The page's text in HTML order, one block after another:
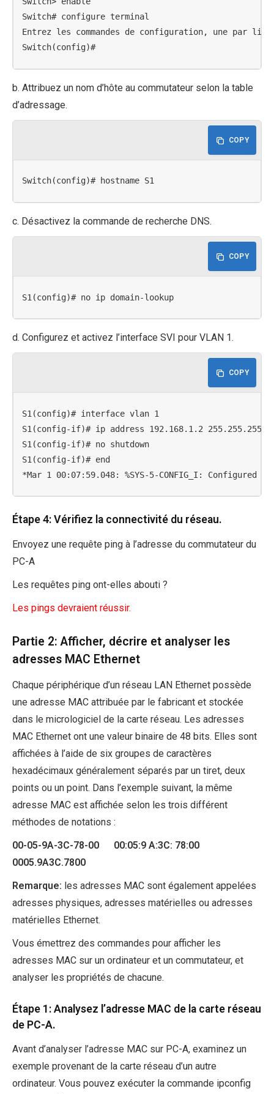
Switch# configure terminal
Entrez les commandes de configuration, une par
Switch(config)#
b. Attribuez un nom d’hôte au commutateur selon la table
d’adressage.
COPY
Switch(config)# hostname S1
c. Désactivez la commande de recherche DNS.
COPY
S1(config)# no ip domain-lookup
d. Configurez et activez l’interface SVI pour VLAN 1.
COPY
S1(config)# interface vlan 1
S1(config-if)# ip address 192.168.1.2 255.255.255.0
S1(config-if)# no shutdown
S1(config-if)# end
*Mar 1 00:07:59.048: %SYS-5-CONFIG_I: Configured
Étape 4: Vérifiez la connectivité du réseau.
Envoyez une requête ping à l’adresse du commutateur du
PC-A
Les requêtes ping ont-elles abouti ?
Les pings devraient réussir.
Partie 2: Afficher, décrire et analyser les
adresses MAC Ethernet
Chaque périphérique d’un réseau LAN Ethernet possède
une adresse MAC attribuée par le fabricant et stockée
dans le micrologiciel de la carte réseau. Les adresses
MAC Ethernet ont une valeur binaire de 48 bits. Elles sont
affichées à l’aide de six groupes de caractères
hexadécimaux généralement séparés par un tiret, deux
points ou un point. Dans l’exemple suivant, la même
adresse MAC est affichée selon les trois différent
méthodes de notations :
00-05-9A-3C-78-00 00:05:9 A:3C: 78:00
0005.9A3C.7800
Remarque: les adresses MAC sont également appelées
adresses physiques, adresses matérielles ou adresses
matérielles Ethernet.
Vous émettrez des commandes pour afficher les
adresses MAC sur un ordinateur et un commutateur, et
analyser les propriétés de chacune.
Étape 1: Analysez l’adresse MAC de la carte réseau
de PC-A.
Avant d’analyser l’adresse MAC sur PC-A, examinez un
exemple provenant de la carte réseau d’un autre
ordinateur. Vous pouvez exécuter la commande ipconfig